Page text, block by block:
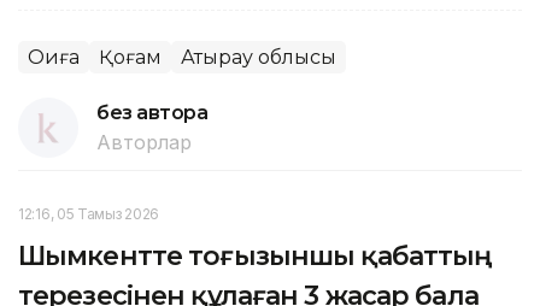
Оқиға Қоғам Атырау облысы
без автора
Авторлар
12:16, 05 Тамыз 2026
Шымкентте тоғызыншы қабаттың
терезесінен құлаған 3 жасар бала